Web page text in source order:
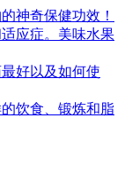
神奇保健功效！
应症。美味水果
好以及如何使
饮食、锻炼和脂